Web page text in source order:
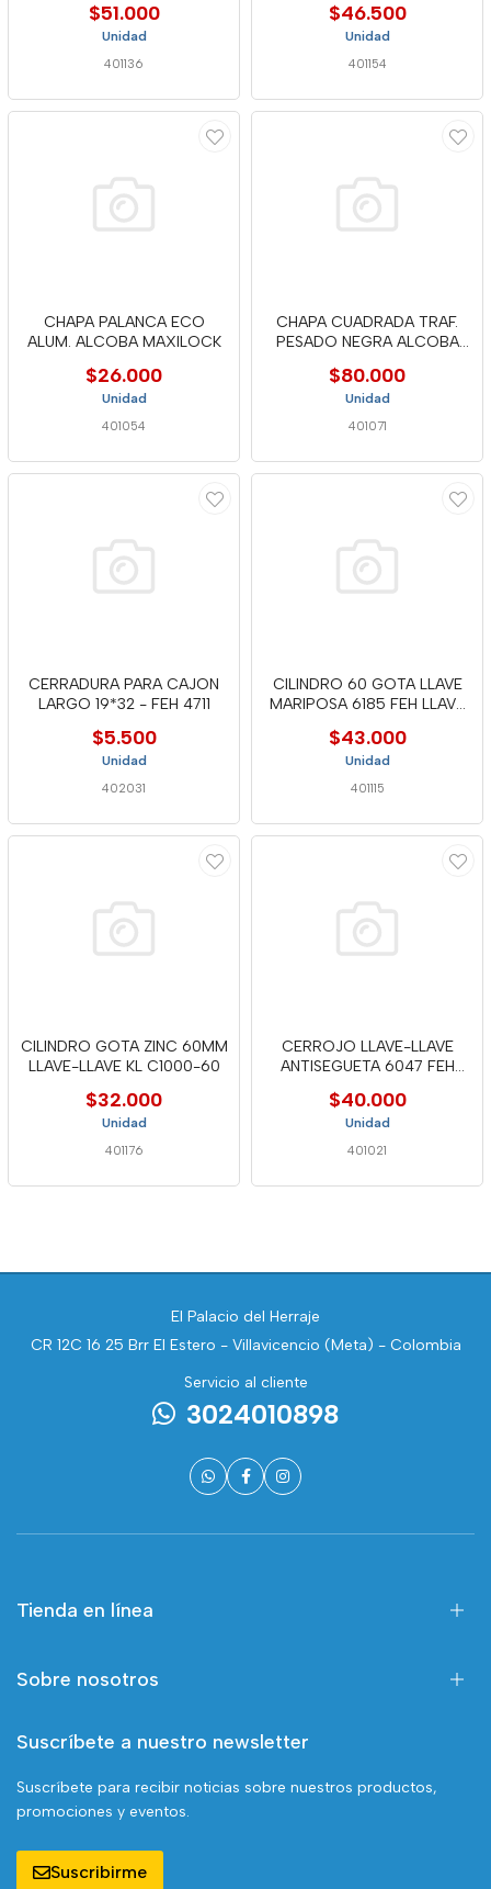
$51.000
Unidad
401136
$46.500
Unidad
401154
CHAPA PALANCA ECO
ALUM. ALCOBA MAXILOCK
$26.000
Unidad
401054
CHAPA CUADRADA TRAF.
PESADO NEGRA ALCOBA
$80.000
Unidad
401071
CERRADURA PARA CAJON
LARGO 19*32 - FEH 4711
$5.500
Unidad
402031
CILINDRO 60 GOTA LLAVE
MARIPOSA 6185 FEH LLAVE
$43.000
Unidad
401115
CILINDRO GOTA ZINC 60MM
LLAVE-LLAVE KL C1000-60
$32.000
Unidad
401176
CERROJO LLAVE-LLAVE
ANTISEGUETA 6047 FEH
$40.000
Unidad
401021
El Palacio del Herraje
CR 12C 16 25 Brr El Estero - Villavicencio (Meta) - Colombia
Servicio al cliente
3024010898
Tienda en línea
Sobre nosotros
Suscríbete a nuestro newsletter
Suscríbete para recibir noticias sobre nuestros productos,
promociones y eventos.
Suscribirme